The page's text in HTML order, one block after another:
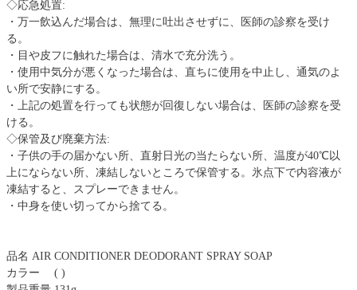
◇応急処置:
・万一飲込んだ場合は、無理に吐出させずに、医師の診察を受け
る。
・目や皮フに触れた場合は、清水で充分洗う。
・使用中気分が悪くなった場合は、直ちに使用を中止し、通気のよ
い所で安静にする。
・上記の処置を行っても状態が回復しない場合は、医師の診察を受
ける。
◇保管及び廃棄方法:
・子供の手の届かない所、直射日光の当たらない所、温度が40℃以
上にならない所、凍結しないところで保管する。氷点下で内容液が
凍結すると、スプレーできません。
・中身を使い切ってから捨てる。
品名 AIR CONDITIONER DEODORANT SPRAY SOAP
カラー ( )